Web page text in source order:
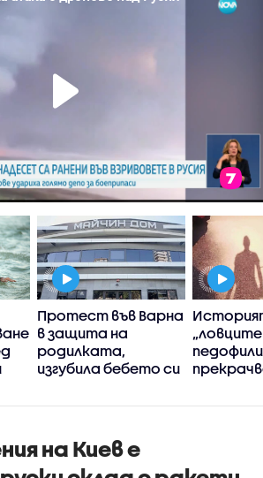
Протест във Варна
в защита на
родилката,
изгубила бебето си
раждането
на Киев е